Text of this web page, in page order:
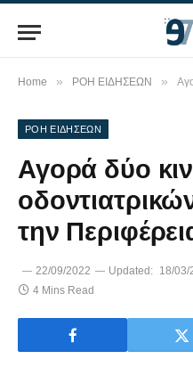
Home » ΡΟΗ ΕΙΔΗΣΕΩΝ »
ΡΟΗ ΕΙΔΗΣΕΩΝ
Αγορά δύο
την
22/09/2022 Updated: 18/03/
4 Mins Read